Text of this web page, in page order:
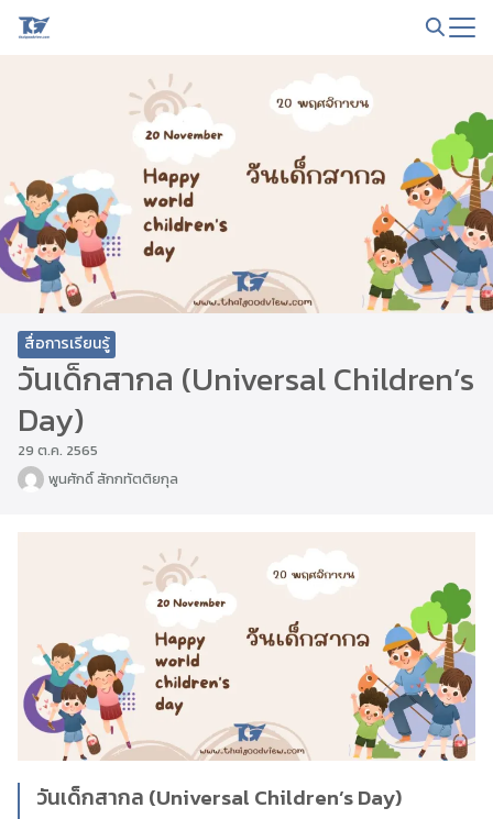
Skip
สื่อการเรียนรู้
วันเด็กสากล (Universal Children’s
Day)
29 ต.ค. 2565
พูนศักดิ์ สักกทัตติยกุล
วันเด็กสากล (Universal Children’s Day)